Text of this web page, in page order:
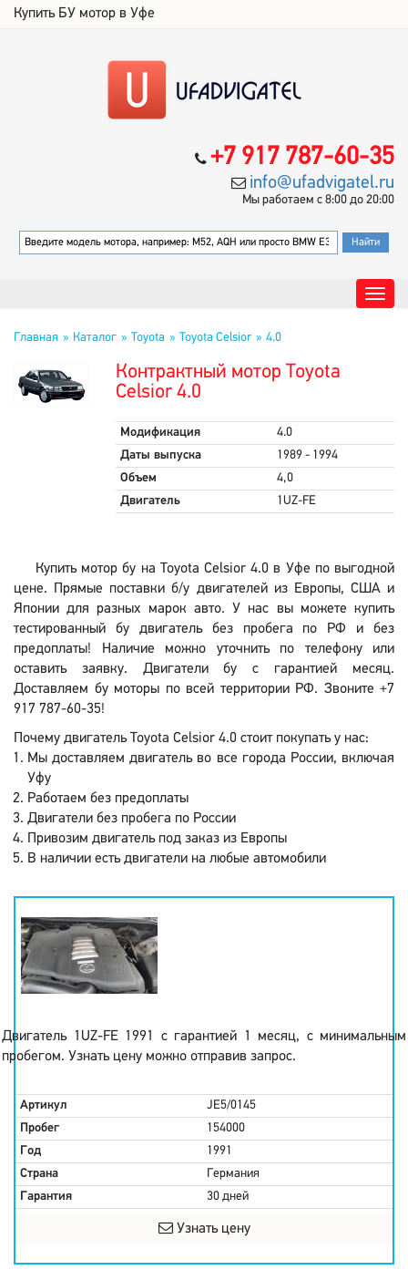
Купить БУ мотор в Уфе
+7 917 787-60-35
info@ufadvigatel.ru
Мы работаем с 8:00 до 20:00
Главная Каталог Toyota Toyota Celsior 4.0
Контрактный мотор Toyota
Celsior 4.0
Модификация
4.0
Даты выпуска
1989 - 1994
Объем
4,0
Двигатель
1UZ-FE
Купить мотор бу на Toyota Celsior 4.0 в Уфе по выгодной
цене. Прямые поставки б/у двигателей из Европы, США и
Японии для разных марок авто. У нас вы можете купить
тестированный бу двигатель без пробега по РФ и без
предоплаты! Наличие можно уточнить по телефону или
оставить заявку. Двигатели бу с гарантией месяц.
Доставляем бу моторы по всей территории РФ. Звоните +7
917 787-60-35!
Почему двигатель Toyota Celsior 4.0 стоит покупать у нас:
Мы доставляем двигатель во все города России, включая
Уфу
Работаем без предоплаты
Двигатели без пробега по России
Привозим двигатель под заказ из Европы
В наличии есть двигатели на любые автомобили
Двигатель 1UZ-FE 1991 с гарантией 1 месяц, с минимальным
пробегом. Узнать цену можно отправив запрос.
Артикул
JE5/0145
Пробег
154000
Год
1991
Страна
Германия
Гарантия
30 дней
Узнать цену